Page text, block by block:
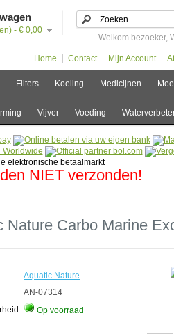
- € 0,00
Welkom bezoeker,
Home Contact Mijn Account
Filters Koeling Medicijnen
Vijver Voeding
NIET verzonden!
Nature Carbo Marine
Aquatic Nature
AN-07314
Op voorraad